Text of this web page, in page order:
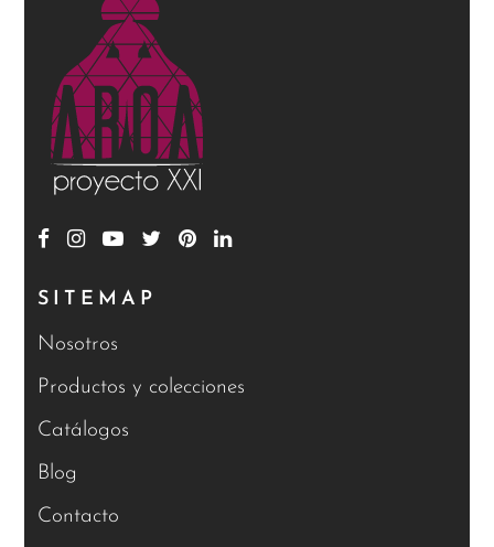
SITEMAP
Nosotros
Productos y colecciones
Catálogos
Blog
Contacto